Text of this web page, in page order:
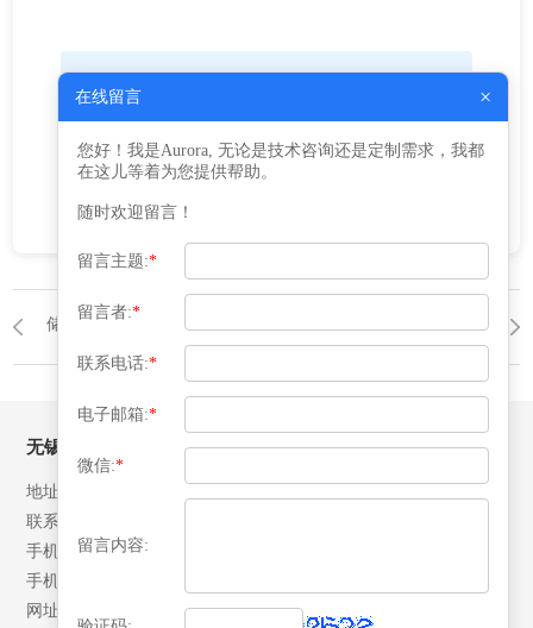
不锈钢储罐需根据具体工况定制设计，
建议提供详细工艺参数由专业制造商-无
锡益腾进行工程计算。
储罐
无锡益腾压力容器有限公司
地址：江苏省江阴市月城镇北环路28号
联系人：张先生
手机：13506192042
手机：18652492007
网址：www.yitengrq.com
在线留言 ×
您好！我是Aurora, 无论是技术咨询还是定制需求，我都
在这儿等着为您提供帮助。
随时欢迎留言！
留言主题:*
留言者:*
联系电话:*
电子邮箱:*
微信:*
留言内容: